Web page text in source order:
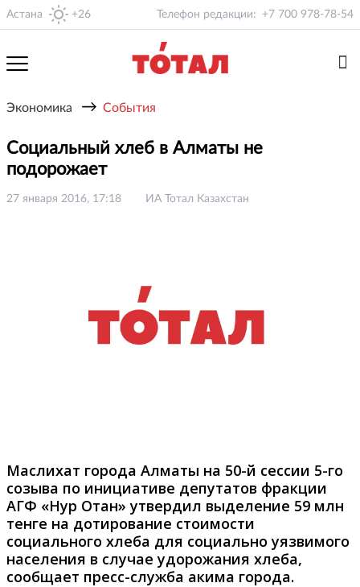
Астана +26 Телефон редакции: +7 700 978-78-54
Экономика → События
Социальный хлеб в Алматы не
подорожает
27 января 2016, 17:18 ИА Тотал Казахстан
Маслихат города Алматы на 50-й сессии 5-го
созыва по инициативе депутатов фракции
АГФ «Нур Отан» утвердил выделение 59 млн
тенге на дотирование стоимости
социального хлеба для социально уязвимого
населения в случае удорожания хлеба,
сообщает пресс-служба акима города.